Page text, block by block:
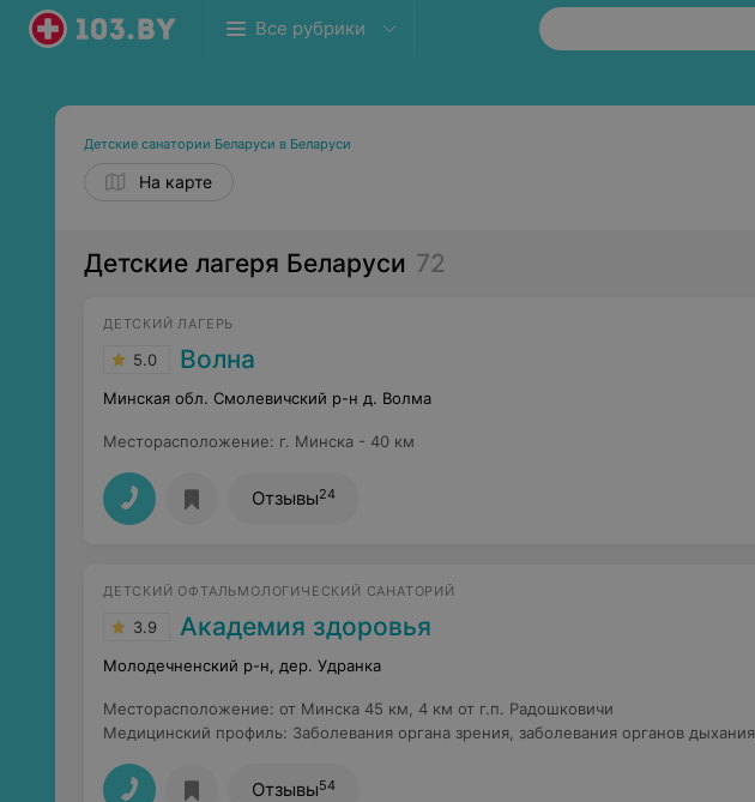
Все рубрики
Детские санатории Беларуси в Беларуси
На карте
Детские лагеря Беларуси 72
ДЕТСКИЙ ЛАГЕРЬ
5.0 Волна
Минская обл. Смолевичский р-н д. Волма
Месторасположение: г. Минска - 40 км
Отзывы24
ДЕТСКИЙ ОФТАЛЬМОЛОГИЧЕСКИЙ САНАТОРИЙ
3.9 Академия здоровья
Молодечненский р-н, дер. Удранка
Месторасположение: от Минска 45 км, 4 км от г.п. Радошковичи
Медицинский профиль: Заболевания органа зрения, заболевания органов
Отзывы54